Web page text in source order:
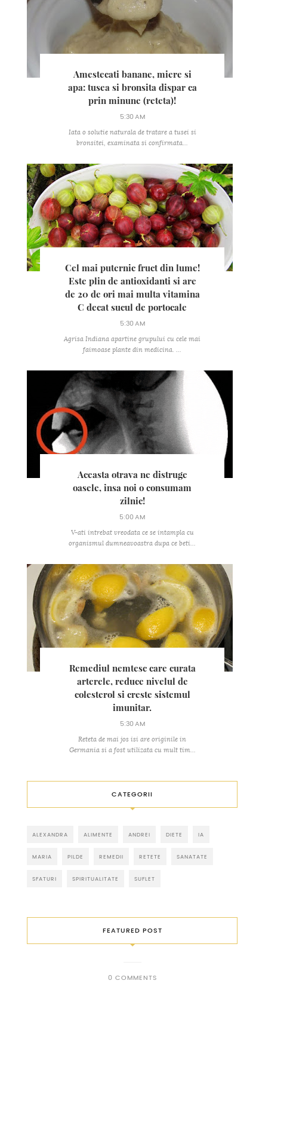
Amestecati banane, miere si
apa: tusea si bronsita dispar ca
prin minune (reteta)!
5:30 AM
Iata o solutie naturala de tratare a tusei si
bronsitei, examinata si confirmata...
Cel mai puternic fruct din lume!
Este plin de antioxidanti si are
de 20 de ori mai multa vitamina
C decat sucul de portocale
5:30 AM
Agrisa Indiana apartine grupului cu cele mai
faimoase plante din medicina. ...
Aceasta otrava ne distruge
oasele, insa noi o consumam
zilnic!
5:00 AM
V-ati intrebat vreodata ce se intampla cu
organismul dumneavoastra dupa ce beti...
Remediul nemtesc care curata
arterele, reduce nivelul de
colesterol si creste sistemul
imunitar.
5:30 AM
Reteta de mai jos isi are originile in
Germania si a fost utilizata cu mult tim...
CATEGORII
ALEXANDRA ALIMENTE ANDREI DIETE IA
MARIA PILDE REMEDII RETETE SANATATE
SFATURI SPIRITUALITATE SUFLET
FEATURED POST
0 COMMENTS